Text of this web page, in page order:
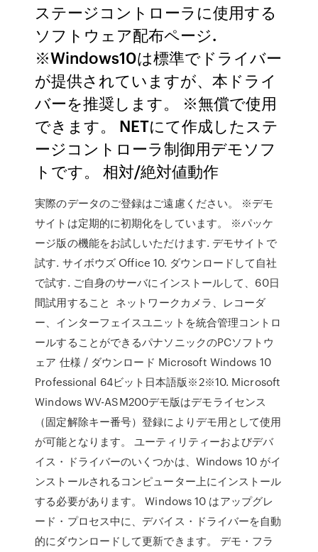
ステージコントローラに使用する
ソフトウェア配布ページ.
※Windows10は標準でドライバー
が提供されていますが、本ドライ
バーを推奨します。 ※無償で使用
できます。 NETにて作成したステ
ージコントローラ制御用デモソフ
トです。 相対/絶対値動作
実際のデータのご登録はご遠慮ください。 ※デモ
サイトは定期的に初期化をしています。 ※パッケ
ージ版の機能をお試しいただけます. デモサイトで
試す. サイボウズ Office 10. ダウンロードして自社
で試す. ご自身のサーバにインストールして、60日
間試用すること ネットワークカメラ、レコーダ
ー、インターフェイスユニットを統合管理コントロ
ールすることができるパナソニックのPCソフトウ
ェア 仕様 / ダウンロード Microsoft Windows 10
Professional 64ビット日本語版※2※10. Microsoft
Windows WV-ASM200デモ版はデモライセンス
（固定解除キー番号）登録によりデモ用として使用
が可能となります。 ユーティリティーおよびデバ
イス・ドライバーのいくつかは、Windows 10 がイ
ンストールされるコンピューター上にインストール
する必要があります。 Windows 10 はアップグレ
ード・プロセス中に、デバイス・ドライバーを自動
的にダウンロードして更新できます。 デモ・フラ